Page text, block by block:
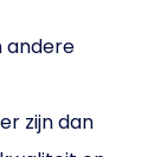
andere
zijn dan